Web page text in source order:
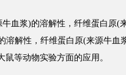
血浆)的溶解性，纤维蛋白原(
溶解性，纤维蛋白原(来源牛
鼠等动物实验方面的应用。